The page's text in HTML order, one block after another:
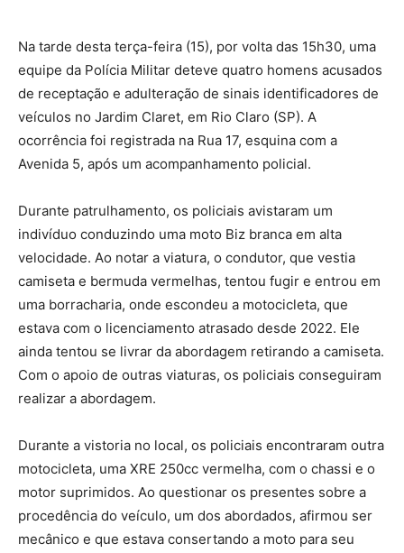
Na tarde desta terça-feira (15), por volta das 15h30, uma
equipe da Polícia Militar deteve quatro homens acusados
de receptação e adulteração de sinais identificadores de
veículos no Jardim Claret, em Rio Claro (SP). A
ocorrência foi registrada na Rua 17, esquina com a
Avenida 5, após um acompanhamento policial.
Durante patrulhamento, os policiais avistaram um
indivíduo conduzindo uma moto Biz branca em alta
velocidade. Ao notar a viatura, o condutor, que vestia
camiseta e bermuda vermelhas, tentou fugir e entrou em
uma borracharia, onde escondeu a motocicleta, que
estava com o licenciamento atrasado desde 2022. Ele
ainda tentou se livrar da abordagem retirando a camiseta.
Com o apoio de outras viaturas, os policiais conseguiram
realizar a abordagem.
Durante a vistoria no local, os policiais encontraram outra
motocicleta, uma XRE 250cc vermelha, com o chassi e o
motor suprimidos. Ao questionar os presentes sobre a
procedência do veículo, um dos abordados, afirmou ser
mecânico e que estava consertando a moto para seu